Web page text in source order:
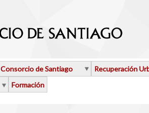
Consorcio de Santiago
Recuperación
Formación